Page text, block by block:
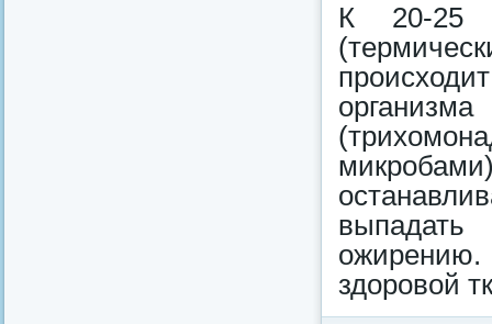
К 20-25
здоровой